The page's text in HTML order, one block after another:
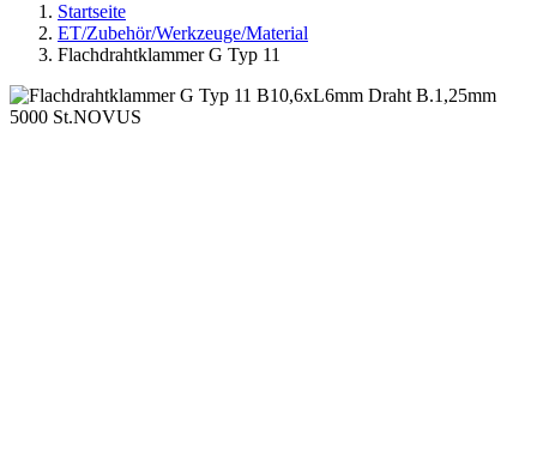
Startseite
ET/Zubehör/Werkzeuge/Material
Flachdrahtklammer G Typ 11